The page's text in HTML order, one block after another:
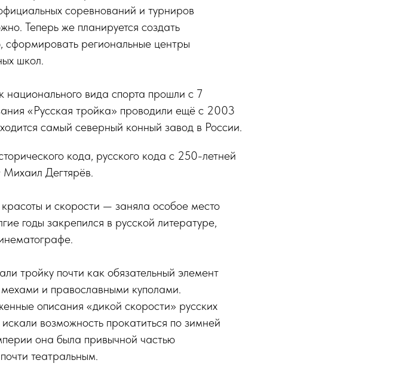
соревнований и турниров
Теперь же планируется создать
региональные центры
школ.
вида спорта прошли с 7
«Русская тройка» проводили ещё с 2003
самый северный конный завод в России.
кода, русского кода с 250-летней
Дегтярёв.
и скорости — заняла особое место
годы закрепился в русской литературе,
тройку почти как обязательный элемент
и православными куполами.
описания «дикой скорости» русских
возможность прокатиться по зимней
она была привычной частью
театральным.